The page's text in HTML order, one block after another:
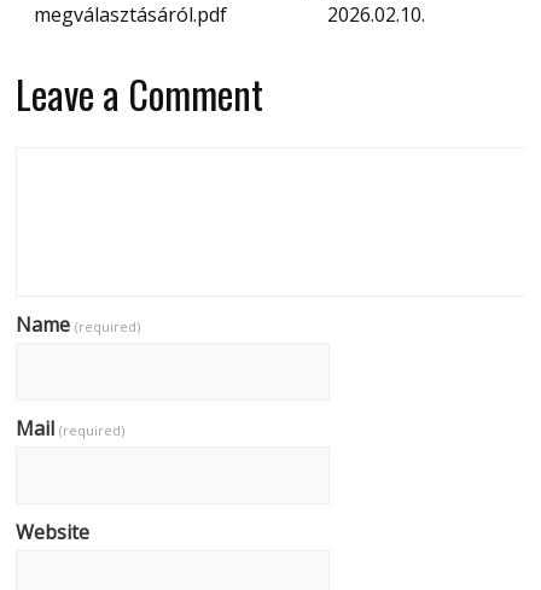
megválasztásáról.pdf
2026.02.10.
Leave a Comment
Name(required)
Mail(required)
Website